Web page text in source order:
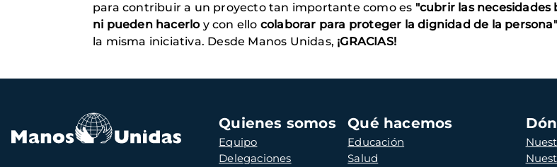
para contribuir a un proyecto tan importante como es "cubrir las necesidades
ni pueden hacerloy con ello colaborar para proteger la dignidad de la persona"
la misma iniciativa. Desde Manos Unidas, ¡GRACIAS!
Navegación
principal
Quienes somos
Equipo
Delegaciones
Qué hacemos
Educación
Salud